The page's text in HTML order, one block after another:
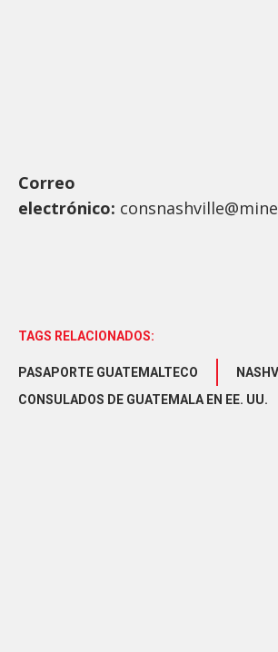
Correo
electrónico:
TAGS RELACIONADOS:
PASAPORTE GUATEMALTECO
CONSULADOS DE GUATEMALA EN EE. UU.